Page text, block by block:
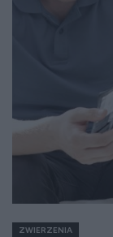
ZWIERZENIA